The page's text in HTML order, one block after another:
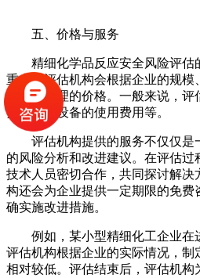
五、价格与服务
精细化学品反应安全风险评估
重点。评估机构会根据企业的规模
素制定合理的价格。一般来说，
费、检测设备的使用费用等。
评估机构提供的服务不仅仅是
的风险分析和改进建议。在评估
技术人员密切合作，共同探讨解
构还会为企业提供一定期限的免费
确实施改进措施。
例如，某小型精细化工企业在
评估机构根据企业的实际情况，制
相对较低。评估结束后，评估机构